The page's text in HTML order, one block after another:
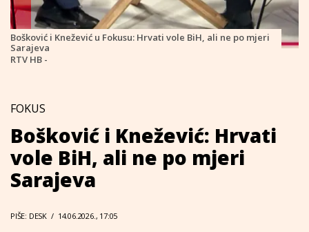
Bošković i Knežević u Fokusu: Hrvati vole BiH, ali ne po mjeri
Sarajeva
RTV HB -
FOKUS
Bošković i Knežević: Hrvati
vole BiH, ali ne po mjeri
Sarajeva
PIŠE: DESK / 14.06.2026., 17:05